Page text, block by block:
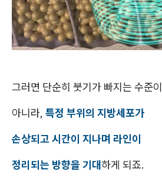
그러면 단순히 붓기가 빠지는 수준이
아니라, 특정 부위의 지방세포가
손상되고 시간이 지나며 라인이
정리되는 방향을 기대하게 되죠.